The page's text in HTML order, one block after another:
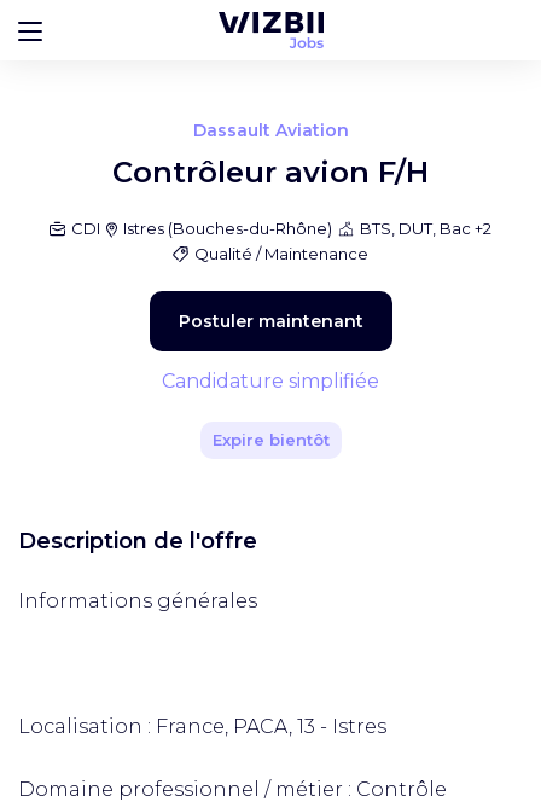
Dassault Aviation
Contrôleur avion F/H
CDI Istres (Bouches-du-Rhône)
BTS, DUT, Bac +2
Qualité / Maintenance
Postuler maintenant
Candidature simplifiée
Expire bientôt
Description de l'offre
Informations générales
Localisation : France, PACA, 13 - Istres
Domaine professionnel / métier : Contrôle